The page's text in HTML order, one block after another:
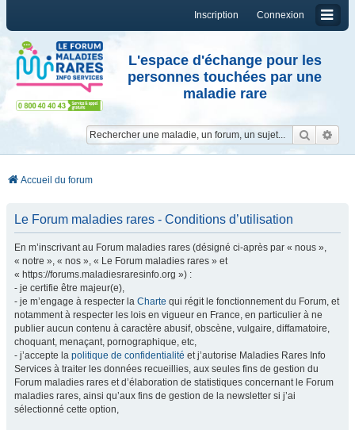
Connexion
Inscription
L'espace d'échange pour les
personnes touchées par une
maladie rare
Accueil du forum
Le Forum maladies rares - Conditions d’utilisation
En m’inscrivant au Forum maladies rares (désigné ci-après par « nous »,
« notre », « nos », « Le Forum maladies rares » et
« https://forums.maladiesraresinfo.org ») :
- je certifie être majeur(e),
- je m’engage à respecter la Charte qui régit le fonctionnement du Forum, et
notamment à respecter les lois en vigueur en France, en particulier à ne
publier aucun contenu à caractère abusif, obscène, vulgaire, diffamatoire,
choquant, menaçant, pornographique, etc,
- j’accepte la politique de confidentialité et j’autorise Maladies Rares Info
Services à traiter les données recueillies, aux seules fins de gestion du
Forum maladies rares et d’élaboration de statistiques concernant le Forum
maladies rares, ainsi qu’aux fins de gestion de la newsletter si j’ai
sélectionné cette option,